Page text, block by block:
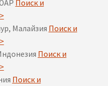
Поиск и
Малайзия Поиск и
Поиск и
Поиск и